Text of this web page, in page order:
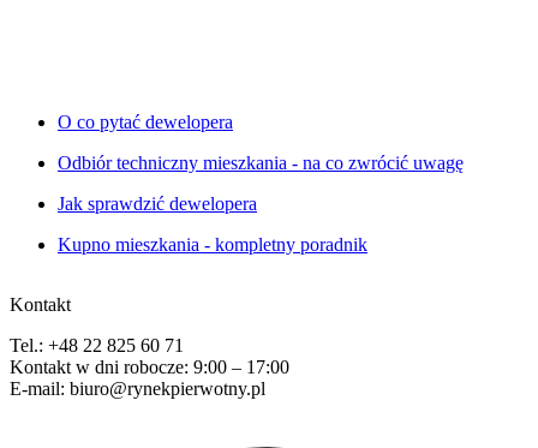
O co pytać dewelopera
Odbiór techniczny mieszkania - na co zwrócić uwagę
Jak sprawdzić dewelopera
Kupno mieszkania - kompletny poradnik
Kontakt
Tel.: +48 22 825 60 71
Kontakt w dni robocze: 9:00 – 17:00
E-mail: biuro@rynekpierwotny.pl